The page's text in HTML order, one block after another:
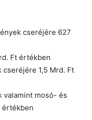
cseréjére 627
Ft értékben
1,5 Mrd. Ft
valamint mosó- és
értékben